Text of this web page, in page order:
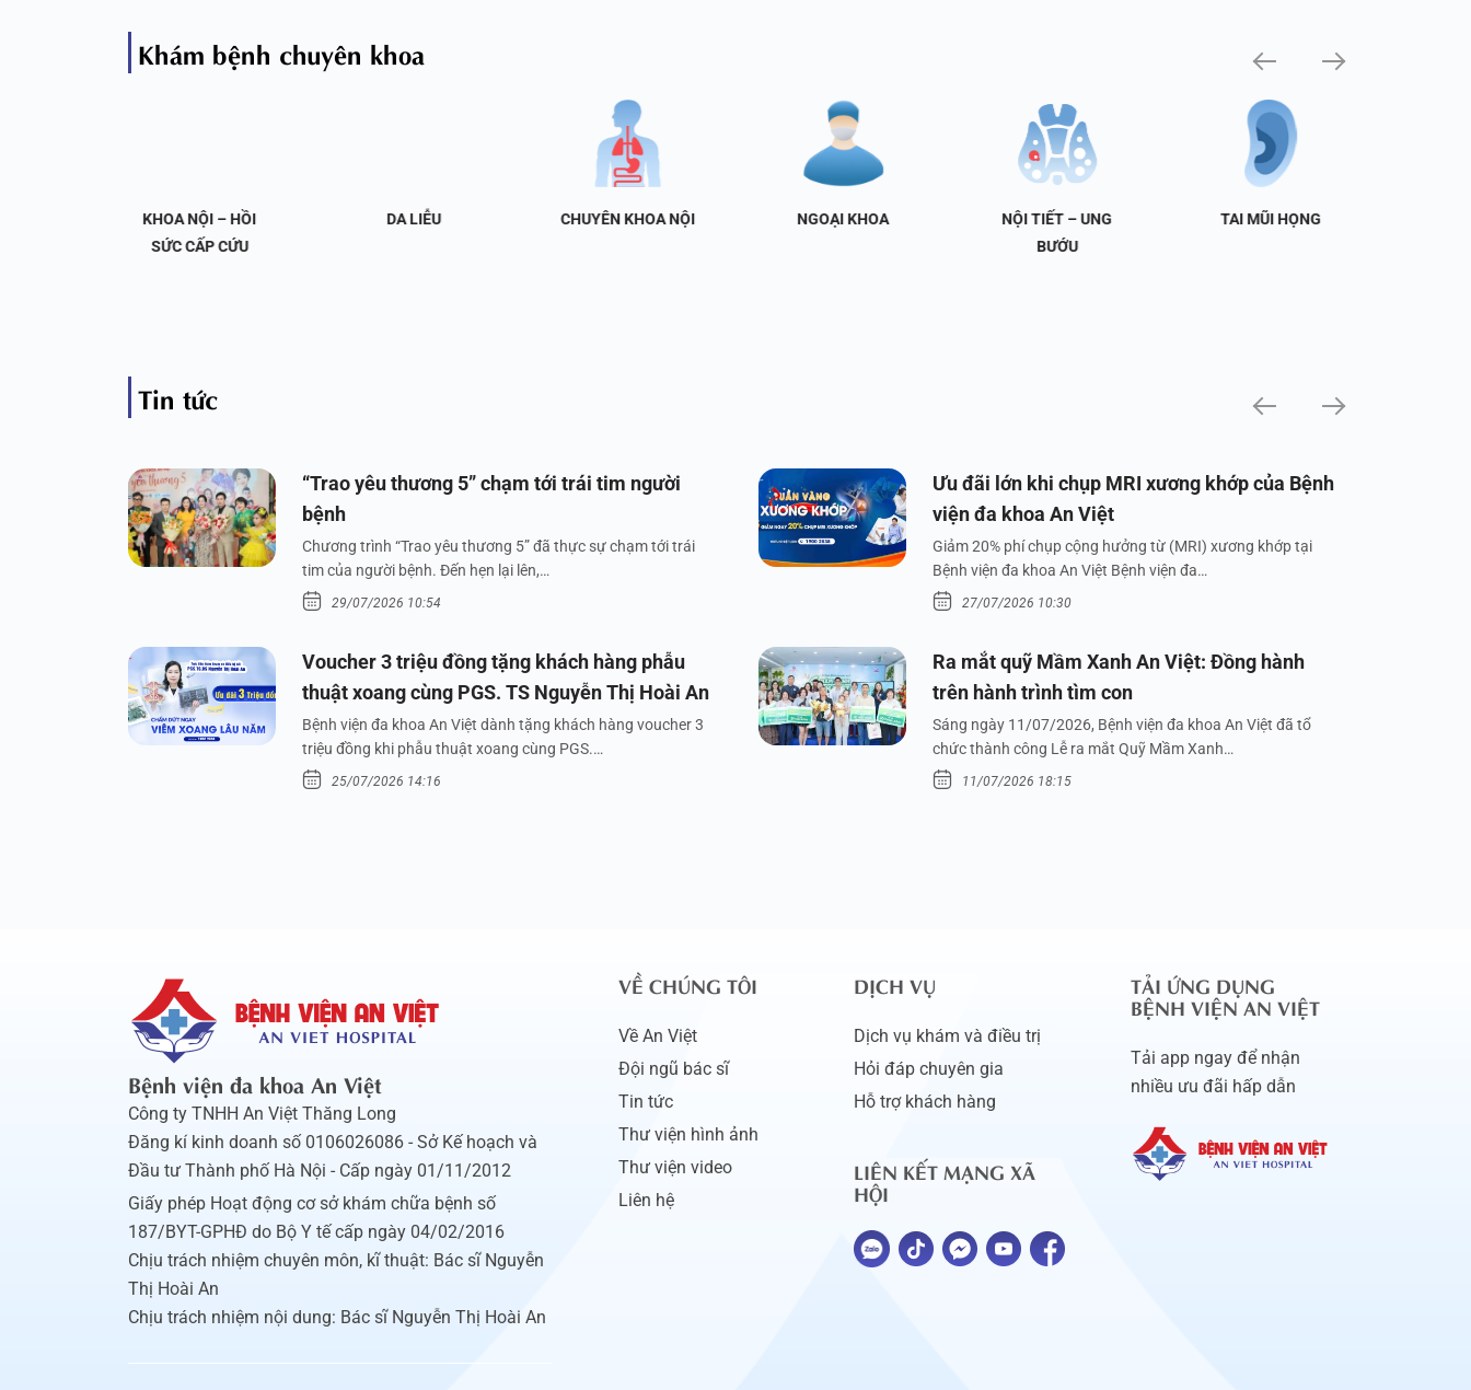
Khám bệnh chuyên khoa
KHOA NỘI – HỒI
SỨC CẤP CỨU
DA LIỄU CHUYÊN KHOA NỘI NGOẠI KHOA
NỘI TIẾT – UNG
BƯỚU
TAI MŨI HỌNG
Tin tức
“Trao yêu thương 5” chạm tới trái tim người
bệnh
Chương trình “Trao yêu thương 5” đã thực sự chạm tới trái
tim của người bệnh. Đến hẹn lại lên,…
29/07/2026 10:54
Ưu đãi lớn khi chụp MRI xương khớp của Bệnh
viện đa khoa An Việt
Giảm 20% phí chụp cộng hưởng từ (MRI) xương khớp tại
Bệnh viện đa khoa An Việt Bệnh viện đa…
27/07/2026 10:30
Voucher 3 triệu đồng tặng khách hàng phẫu
thuật xoang cùng PGS. TS Nguyễn Thị Hoài An
Bệnh viện đa khoa An Việt dành tặng khách hàng voucher 3
triệu đồng khi phẫu thuật xoang cùng PGS.…
25/07/2026 14:16
Ra mắt quỹ Mầm Xanh An Việt: Đồng hành
trên hành trình tìm con
Sáng ngày 11/07/2026, Bệnh viện đa khoa An Việt đã tổ
chức thành công Lễ ra mắt Quỹ Mầm Xanh…
11/07/2026 18:15
Bệnh viện đa khoa An Việt
Công ty TNHH An Việt Thăng Long
Đăng kí kinh doanh số 0106026086 - Sở Kế hoạch và
Đầu tư Thành phố Hà Nội - Cấp ngày 01/11/2012
Giấy phép Hoạt động cơ sở khám chữa bệnh số
187/BYT-GPHĐ do Bộ Y tế cấp ngày 04/02/2016
Chịu trách nhiệm chuyên môn, kĩ thuật: Bác sĩ Nguyễn
Thị Hoài An
Chịu trách nhiệm nội dung: Bác sĩ Nguyễn Thị Hoài An
VỀ CHÚNG TÔI
Về An Việt
Đội ngũ bác sĩ
Tin tức
Thư viện hình ảnh
Thư viện video
Liên hệ
DỊCH VỤ
Dịch vụ khám và điều trị
Hỏi đáp chuyên gia
Hỗ trợ khách hàng
LIÊN KẾT MẠNG XÃ
HỘI
TẢI ỨNG DỤNG
BỆNH VIỆN AN VIỆT
Tải app ngay để nhận
nhiều ưu đãi hấp dẫn